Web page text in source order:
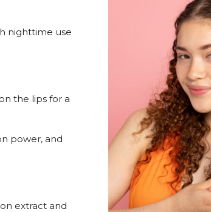
nighttime use
the lips for a
power, and
extract and